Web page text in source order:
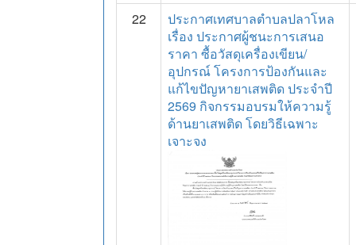
22
ประกาศเทศบาลตำบลปลาโหล
เรื่อง ประกาศผู้ชนะการเสนอ
ราคา ซื้อวัสดุเครื่องเขียน/
อุปกรณ์ โครงการป้องกันและ
แก้ไขปัญหายาเสพติด ประจำปี
2569 กิจกรรมอบรมให้ความรู้
ด้านยาเสพติด โดยวิธีเฉพาะ
เจาะจง